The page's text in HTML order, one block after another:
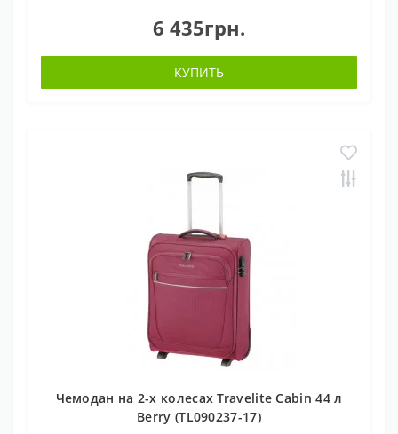
6 435грн.
КУПИТЬ
Чемодан на 2-х колесах Travelite Cabin 44 л
Berry (TL090237-17)